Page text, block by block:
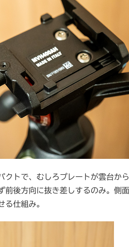
クトで、むしろプレートが雲台
前後方向に抜き差しするのみ。側
る仕組み。